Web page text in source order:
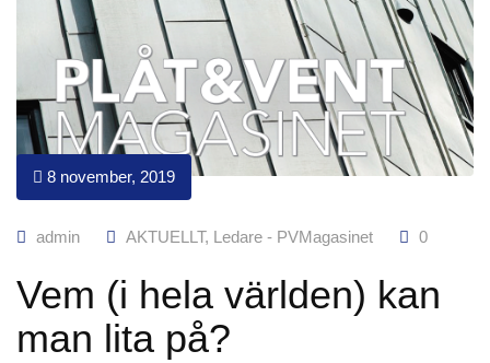
8 november, 2019
admin AKTUELLT, Ledare - PVMagasinet 0
Vem (i hela världen) kan
man lita på?